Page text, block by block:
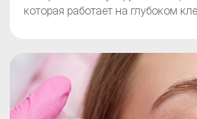
которая работает на глубоком
основе гиалуроновой кислоты,
выглядела отдохнувшей и
на консультацию к нашему
подобрать индивидуальную